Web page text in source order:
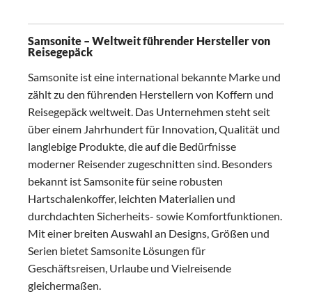
Samsonite – Weltweit führender Hersteller von
Reisegepäck
Samsonite ist eine international bekannte Marke und
zählt zu den führenden Herstellern von Koffern und
Reisegepäck weltweit. Das Unternehmen steht seit
über einem Jahrhundert für Innovation, Qualität und
langlebige Produkte, die auf die Bedürfnisse
moderner Reisender zugeschnitten sind. Besonders
bekannt ist Samsonite für seine robusten
Hartschalenkoffer, leichten Materialien und
durchdachten Sicherheits- sowie Komfortfunktionen.
Mit einer breiten Auswahl an Designs, Größen und
Serien bietet Samsonite Lösungen für
Geschäftsreisen, Urlaube und Vielreisende
gleichermaßen.